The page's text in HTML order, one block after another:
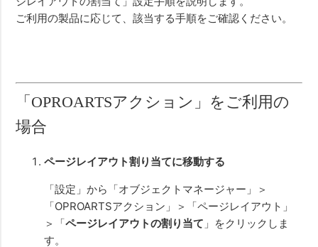
for Salesforce)
ご利用の製品に応じて、該当する手順をご確認ください。
「OPROARTSアクション」をご利用の
場合
ページレイアウト割り当てに移動する
「設定」から「オブジェクトマネージャー」＞
「OPROARTSアクション」＞「ページレイアウト」
＞「ページレイアウトの割り当て 」をクリックしま
す。